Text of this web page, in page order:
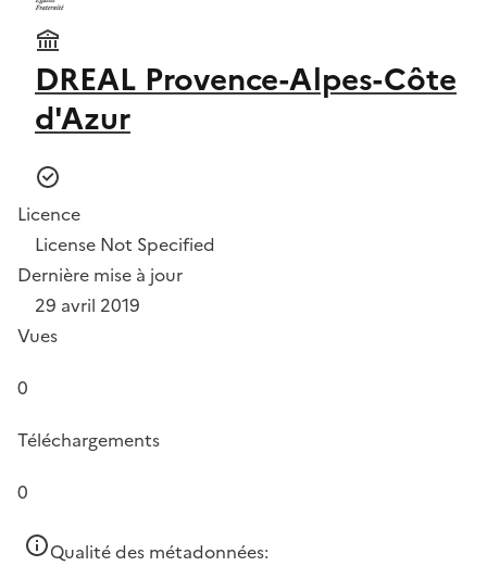
DREAL Provence-Alpes-Côte
d'Azur
Licence
License Not Specified
Dernière mise à jour
29 avril 2019
Vues
0
Téléchargements
0
Qualité des métadonnées: